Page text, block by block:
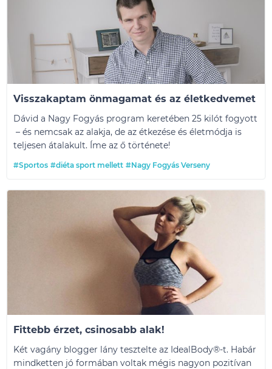
Visszakaptam önmagamat és az életkedvemet
Dávid a Nagy Fogyás program keretében 25 kilót fogyott
– és nemcsak az alakja, de az étkezése és életmódja is
teljesen átalakult. Íme az ő története!
#Sportos #diéta sport mellett #Nagy Fogyás Verseny
Fittebb érzet, csinosabb alak!
Két vagány blogger lány tesztelte az IdealBody®-t. Habár
mindketten jó formában voltak mégis nagyon pozitívan